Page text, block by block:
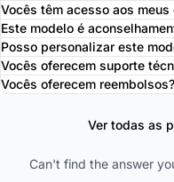
Vocês têm acesso aos
Este modelo é
Posso personalizar este
Vocês oferecem suporte
Vocês oferecem reembolsos?
Ver todas as
Can't find the answer